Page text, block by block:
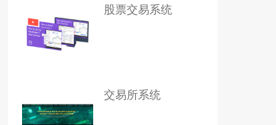
股票交易系统
交易所系统